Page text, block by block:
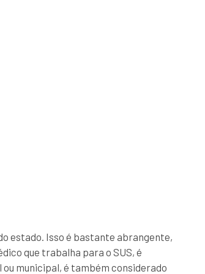
estado. Isso é bastante abrangente,
que trabalha para o SUS, é
municipal, é também considerado